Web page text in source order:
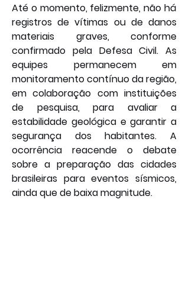
Até o momento, felizmente, não há
registros de vítimas ou de danos
materiais graves, conforme
confirmado pela Defesa Civil. As
equipes permanecem em
monitoramento contínuo da região,
em colaboração com instituições
de pesquisa, para avaliar a
estabilidade geológica e garantir a
segurança dos habitantes. A
ocorrência reacende o debate
sobre a preparação das cidades
brasileiras para eventos sísmicos,
ainda que de baixa magnitude.